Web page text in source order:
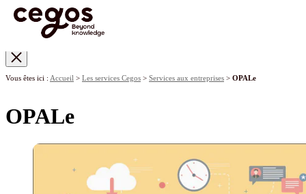
Vous êtes ici : Accueil > Les services Cegos > Services aux entreprises > OPALe
OPALe